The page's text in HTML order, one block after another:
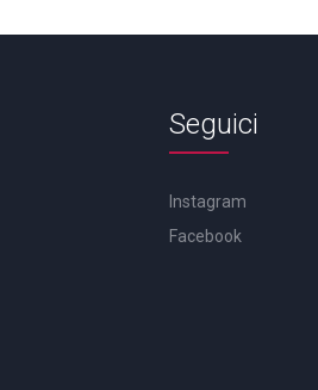
Seguici
Instagram
Facebook